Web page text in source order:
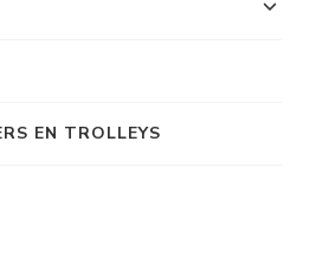
EN TROLLEYS